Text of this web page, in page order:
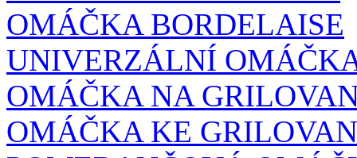
OMÁČKA BORDELAISE
UNIVERZÁLNÍ
OMÁČKA NA
OMÁČKA KE